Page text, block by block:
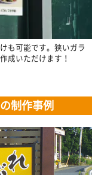
も可能です。狭いガラ
成いただけます！
制作事例